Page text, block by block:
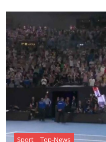
Sport Top-News